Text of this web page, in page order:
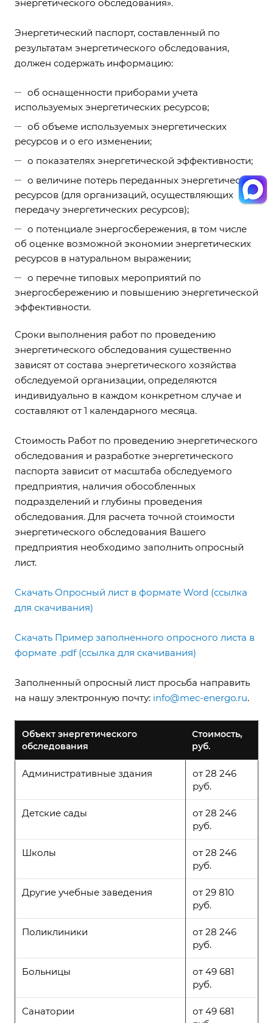
энергетического обследования».
Энергетический паспорт, составленный по
результатам энергетического обследования,
должен содержать информацию:
об оснащенности приборами учета
используемых энергетических ресурсов;
об объеме используемых энергетических
ресурсов и о его изменении;
о показателях энергетической эффективности;
о величине потерь переданных энергетических
ресурсов (для организаций, осуществляющих
передачу энергетических ресурсов);
о потенциале энергосбережения, в том числе
об оценке возможной экономии энергетических
ресурсов в натуральном выражении;
о перечне типовых мероприятий по
энергосбережению и повышению энергетической
эффективности.
Сроки выполнения работ по проведению
энергетического обследования существенно
зависят от состава энергетического хозяйства
обследуемой организации, определяются
индивидуально в каждом конкретном случае и
составляют от 1 календарного месяца.
Стоимость Работ по проведению энергетического
обследования и разработке энергетического
паспорта зависит от масштаба обследуемого
предприятия, наличия обособленных
подразделений и глубины проведения
обследования. Для расчета точной стоимости
энергетического обследования Вашего
предприятия необходимо заполнить опросный
лист.
Скачать Опросный лист в формате Word (ссылка
для скачивания)
Скачать Пример заполненного опросного листа в
формате .pdf (ссылка для скачивания)
Заполненный опросный лист просьба направить
на нашу электронную почту: info@mec-energo.ru.
Объект энергетического
обследования
Стоимость,
руб.
Административные здания
от 28 246
руб.
Детские сады
от 28 246
руб.
Школы
от 28 246
руб.
Другие учебные заведения
от 29 810
руб.
Поликлиники
от 28 246
руб.
Больницы
от 49 681
руб.
Санатории
от 49 681